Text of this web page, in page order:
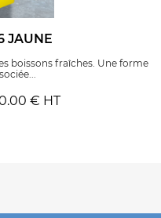
JAUNE
boissons fraîches. Une forme
€ HT